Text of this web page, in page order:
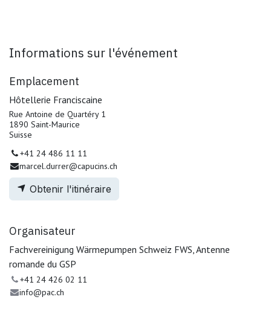
Informations sur l'événement
Emplacement
Hôtellerie Franciscaine
Rue Antoine de Quartéry 1
1890 Saint-Maurice
Suisse
+41 24 486 11 11
marcel.durrer@capucins.ch
Obtenir l'itinéraire
Organisateur
Fachvereinigung Wärmepumpen Schweiz FWS, Antenne
romande du GSP
+41 24 426 02 11
info@pac.ch